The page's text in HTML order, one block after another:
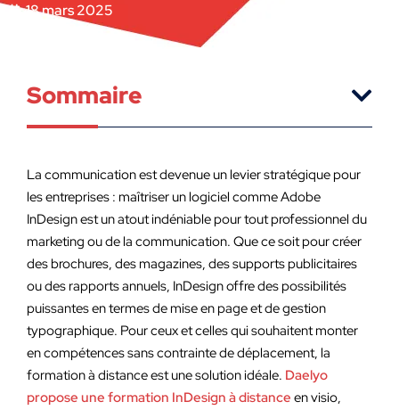
18 mars 2025
Sommaire
La communication est devenue un levier stratégique pour
les entreprises : maîtriser un logiciel comme Adobe
InDesign est un atout indéniable pour tout professionnel du
marketing ou de la communication. Que ce soit pour créer
des brochures, des magazines, des supports publicitaires
ou des rapports annuels, InDesign offre des possibilités
puissantes en termes de mise en page et de gestion
typographique. Pour ceux et celles qui souhaitent monter
en compétences sans contrainte de déplacement, la
formation à distance est une solution idéale. Daelyo
propose une formation InDesign à distance en visio,